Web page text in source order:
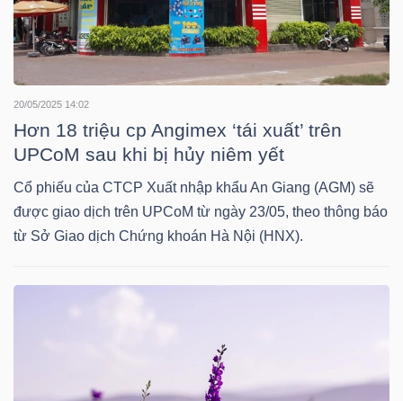
20/05/2025 14:02
Hơn 18 triệu cp Angimex ‘tái xuất’ trên
UPCoM sau khi bị hủy niêm yết
Cổ phiếu của CTCP Xuất nhập khẩu An Giang (AGM) sẽ
được giao dịch trên UPCoM từ ngày 23/05, theo thông báo
từ Sở Giao dịch Chứng khoán Hà Nội (HNX).
ÍCH
BẤT
ĐỘNG
Mã